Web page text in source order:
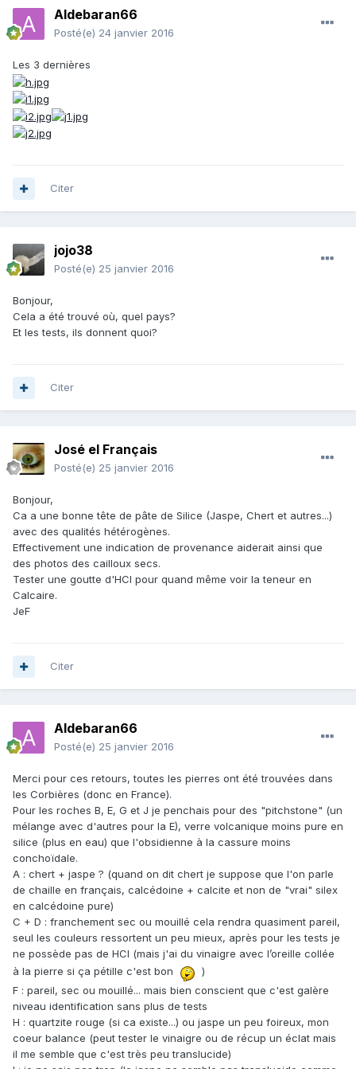
Aldebaran66
Posté(e) 24 janvier 2016
Les 3 dernières
Citer
jojo38
Posté(e) 25 janvier 2016
Bonjour,
Cela a été trouvé où, quel pays?
Et les tests, ils donnent quoi?
Citer
José el Français
Posté(e) 25 janvier 2016
Bonjour,
Ca a une bonne tête de pâte de Silice (Jaspe, Chert et autres...)
avec des qualités hétérogènes.
Effectivement une indication de provenance aiderait ainsi que
des photos des cailloux secs.
Tester une goutte d'HCl pour quand même voir la teneur en
Calcaire.
JeF
Citer
Aldebaran66
Posté(e) 25 janvier 2016
Merci pour ces retours, toutes les pierres ont été trouvées dans
les Corbières (donc en France).
Pour les roches B, E, G et J je penchais pour des "pitchstone" (un
mélange avec d'autres pour la E), verre volcanique moins pure en
silice (plus en eau) que l'obsidienne à la cassure moins
conchoïdale.
A : chert + jaspe ? (quand on dit chert je suppose que l'on parle
de chaille en français, calcédoine + calcite et non de "vrai" silex
en calcédoine pure)
C + D : franchement sec ou mouillé cela rendra quasiment pareil,
seul les couleurs ressortent un peu mieux, après pour les tests je
ne possède pas de HCI (mais j'ai du vinaigre avec l’oreille collée
à la pierre si ça pétille c'est bon
)
F : pareil, sec ou mouillé... mais bien conscient que c'est galère
niveau identification sans plus de tests
H : quartzite rouge (si ca existe...) ou jaspe un peu foireux, mon
coeur balance (peut tester le vinaigre ou de récup un éclat mais
il me semble que c'est très peu translucide)